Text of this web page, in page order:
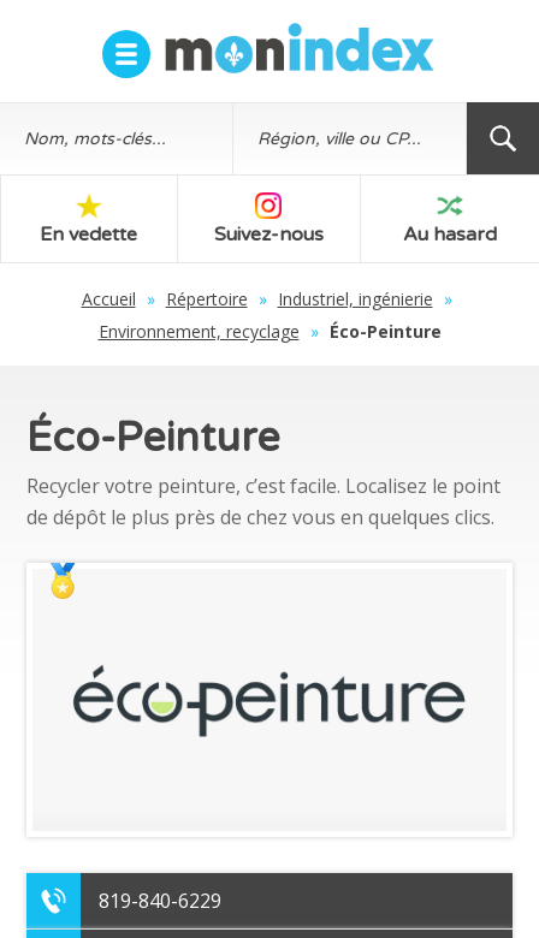
En vedette Suivez-nous Au hasard
Accueil » Répertoire » Industriel, ingénierie »
Environnement, recyclage » Éco-Peinture
Éco-Peinture
Recycler votre peinture, c’est facile. Localisez le point
de dépôt le plus près de chez vous en quelques clics.
819-840-6229